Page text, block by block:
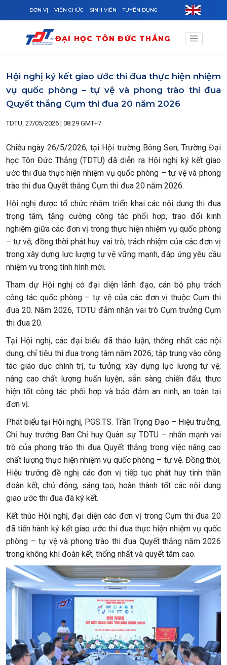
Skip to main content
ĐƠN VỊ VIÊN CHỨC SINH VIÊN TUYỂN DỤNG
ĐẠI HỌC TÔN ĐỨC THẮNG
Hội nghị ký kết giao ước thi đua thực hiện nhiệm
vụ quốc phòng – tự vệ và phong trào thi đua
Quyết thắng Cụm thi đua 20 năm 2026
TDTU, 27/05/2026 | 08:29 GMT+7
Chiều ngày 26/5/2026, tại Hội trường Bông Sen, Trường Đại
học Tôn Đức Thắng (TDTU) đã diễn ra Hội nghị ký kết giao
ước thi đua thực hiện nhiệm vụ quốc phòng – tự vệ và phong
trào thi đua Quyết thắng Cụm thi đua 20 năm 2026.
Hội nghị được tổ chức nhằm triển khai các nội dung thi đua
trọng tâm, tăng cường công tác phối hợp, trao đổi kinh
nghiệm giữa các đơn vị trong thực hiện nhiệm vụ quốc phòng
– tự vệ; đồng thời phát huy vai trò, trách nhiệm của các đơn vị
trong xây dựng lực lượng tự vệ vững mạnh, đáp ứng yêu cầu
nhiệm vụ trong tình hình mới.
Tham dự Hội nghị có đại diện lãnh đạo, cán bộ phụ trách
công tác quốc phòng – tự vệ của các đơn vị thuộc Cụm thi
đua 20. Năm 2026, TDTU đảm nhận vai trò Cụm trưởng Cụm
thi đua 20.
Tại Hội nghị, các đại biểu đã thảo luận, thống nhất các nội
dung, chỉ tiêu thi đua trọng tâm năm 2026; tập trung vào công
tác giáo dục chính trị, tư tưởng; xây dựng lực lượng tự vệ;
nâng cao chất lượng huấn luyện, sẵn sàng chiến đấu; thực
hiện tốt công tác phối hợp và bảo đảm an ninh, an toàn tại
đơn vị.
Phát biểu tại Hội nghị, PGS.TS. Trần Trọng Đạo – Hiệu trưởng,
Chỉ huy trưởng Ban Chỉ huy Quân sự TDTU – nhấn mạnh vai
trò của phong trào thi đua Quyết thắng trong việc nâng cao
chất lượng thực hiện nhiệm vụ quốc phòng – tự vệ. Đồng thời,
Hiệu trưởng đề nghị các đơn vị tiếp tục phát huy tinh thần
đoàn kết, chủ động, sáng tạo, hoàn thành tốt các nội dung
giao ước thi đua đã ký kết.
Kết thúc Hội nghị, đại diện các đơn vị trong Cụm thi đua 20
đã tiến hành ký kết giao ước thi đua thực hiện nhiệm vụ quốc
phòng – tự vệ và phong trào thi đua Quyết thắng năm 2026
trong không khí đoàn kết, thống nhất và quyết tâm cao.